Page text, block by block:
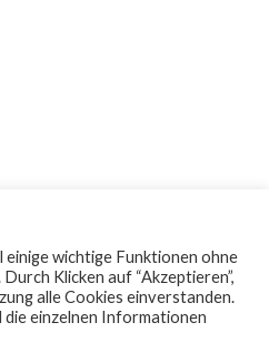
wichtige Funktionen ohne
Klicken auf “Akzeptieren”,
alle Cookies einverstanden.
einzelnen Informationen